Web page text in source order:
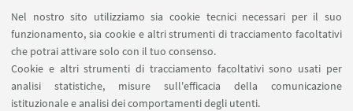
Nel nostro sito utilizziamo sia cookie tecnici necessari per il suo
funzionamento, sia cookie e altri strumenti di tracciamento facoltativi
che potrai attivare solo con il tuo consenso.
Cookie e altri strumenti di tracciamento facoltativi sono usati per
analisi statistiche, misure sull'efficacia della comunicazione
istituzionale e analisi dei comportamenti degli utenti.
Area riservata
Contatti
SEGUI IL DIPARTIMENTO SU: